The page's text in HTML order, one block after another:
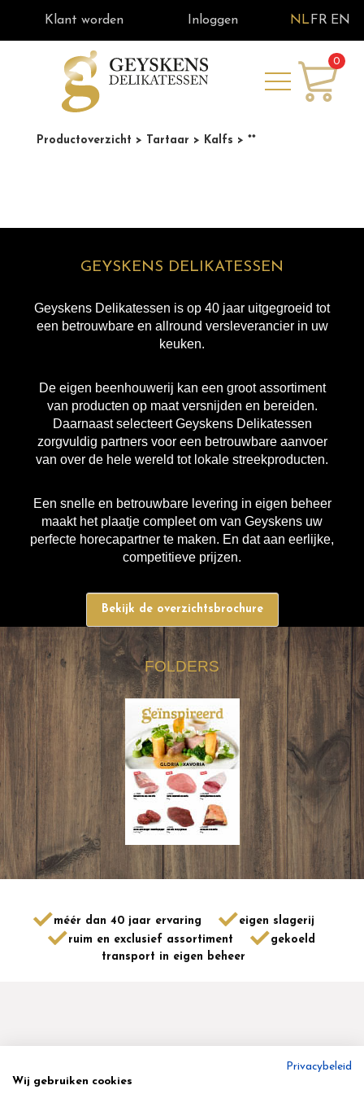
Klant worden Inloggen NL FR EN
0
Productoverzicht > Tartaar > Kalfs > **
GEYSKENS DELIKATESSEN
Geyskens Delikatessen is op 40 jaar uitgegroeid tot
een betrouwbare en allround versleverancier in uw
keuken.
De eigen beenhouwerij kan een groot assortiment
van producten op maat versnijden en bereiden.
Daarnaast selecteert Geyskens Delikatessen
zorgvuldig partners voor een betrouwbare aanvoer
van over de hele wereld tot lokale streekproducten.
Een snelle en betrouwbare levering in eigen beheer
maakt het plaatje compleet om van Geyskens uw
perfecte horecapartner te maken. En dat aan eerlijke,
competitieve prijzen.
Bekijk de overzichtsbrochure
FOLDERS
méér dan 40 jaar ervaring
eigen slagerij
ruim en exclusief assortiment
gekoeld
transport in eigen beheer
Privacybeleid
Wij gebruiken cookies